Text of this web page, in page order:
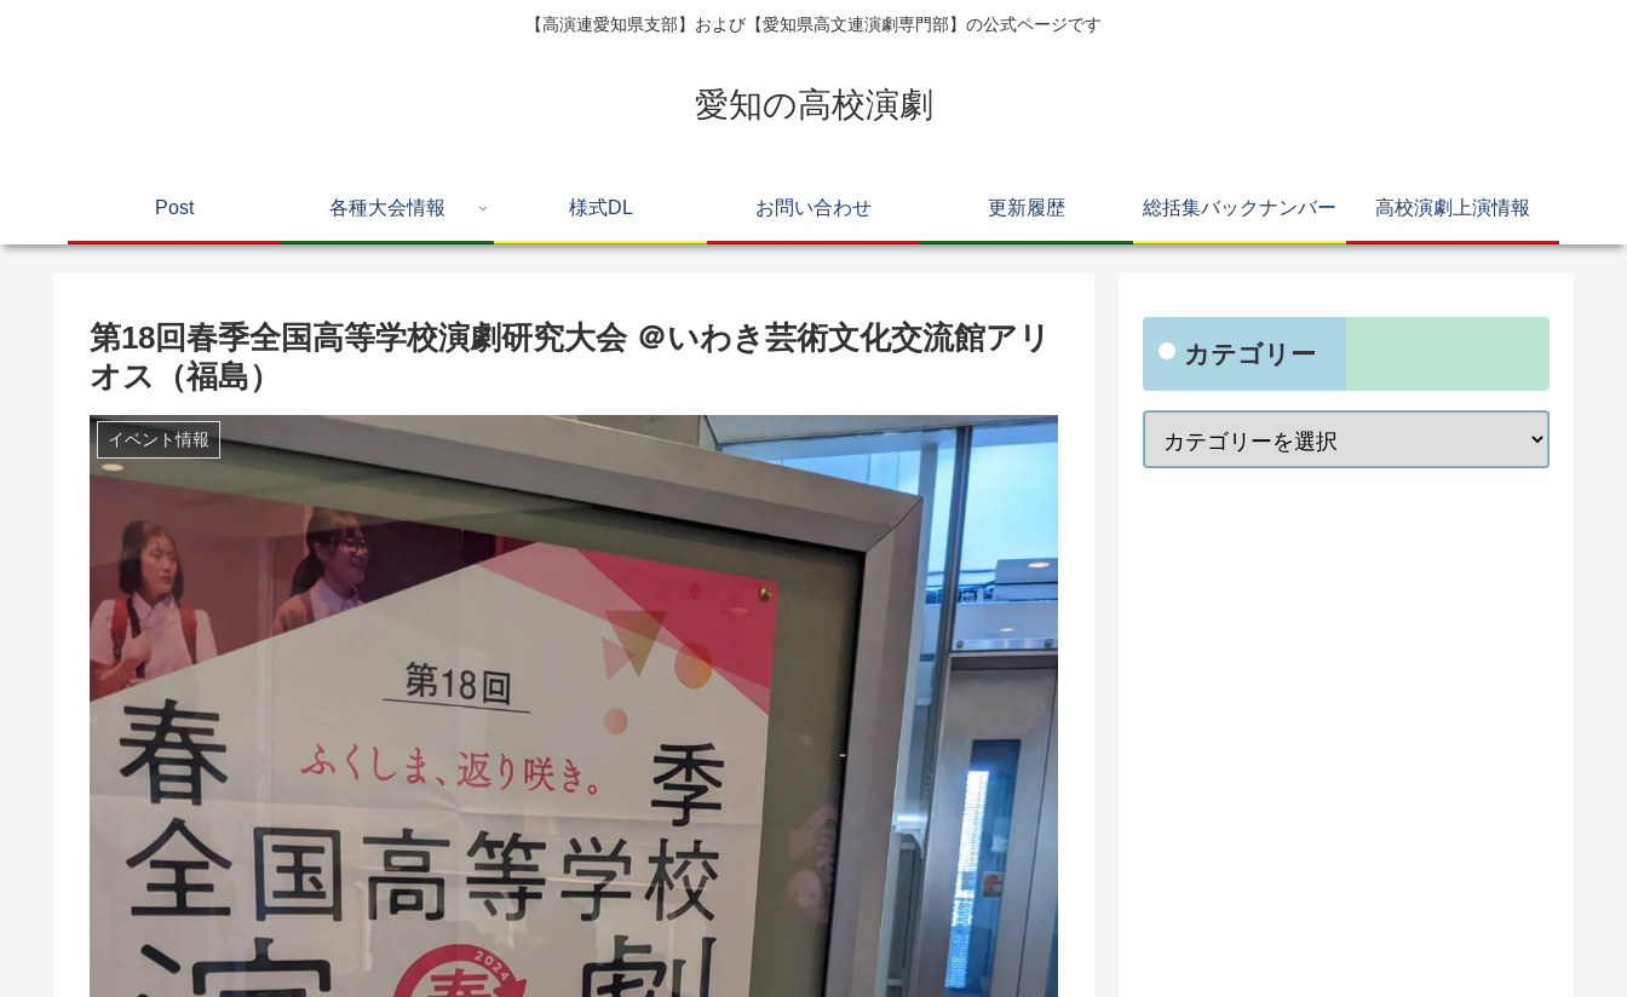
【高演連愛知県支部】および【愛知県高文連演劇専門部】の公式ページです
愛知の高校演劇
Post 各種大会情報 様式DL お問い合わせ 更新履歴 総括集バックナンバー 高校演劇上演情報
第18回春季全国高等学校演劇研究大会 ＠いわき芸術文化交流館アリ
オス（福島）
イベント情報
カテゴリー